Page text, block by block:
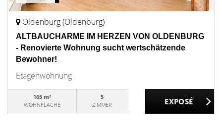
Oldenburg (Oldenburg)
ALTBAUCHARME IM HERZEN VON OLDENBURG
- Renovierte Wohnung sucht wertschätzende
Bewohner!
Etagenwohnung
165 m²
WOHNFLÄCHE
5
ZIMMER